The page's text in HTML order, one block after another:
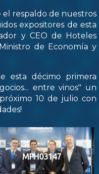
respaldo de nuestros
expositores de esta
y CEO de Hoteles
de Economía y
esta décimo primera
entre vinos" un
10 de julio con
MPH03147